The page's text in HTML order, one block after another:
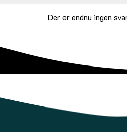
Der er endnu ingen